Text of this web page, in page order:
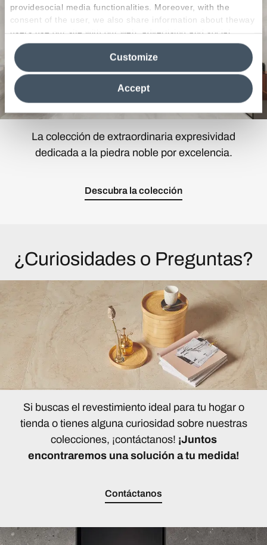
providesocial media functionalities. Moreover, with the
consent of the user, we also share information about theway
users use our site with our web, advertising and social
media analytics partners, who may combine itwith other
information in their possession. By closing this banner,
clicking on "Reject", it will be possible tocontinue browsing
the site after installing only technical cookies. For more
information see the
Cookie Policy
Accept
Customize
La colección de extraordinaria expresividad
dedicada a la piedra noble por excelencia.
Descubra la colección
¿Curiosidades o Preguntas?
Si buscas el revestimiento ideal para tu hogar o
tienda o tienes alguna curiosidad sobre nuestras
colecciones, ¡contáctanos! ¡Juntos
encontraremos una solución a tu medida!
Contáctanos